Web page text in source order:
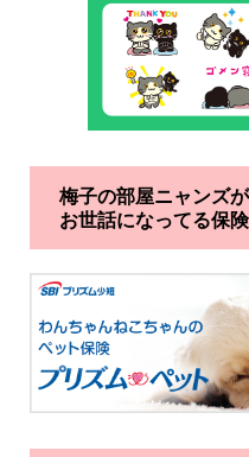
梅子の部屋ニャンズが
お世話になってる保険